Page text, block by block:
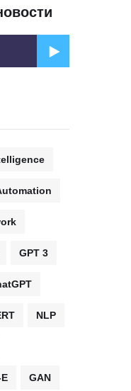
GPT 3
NLP
GAN